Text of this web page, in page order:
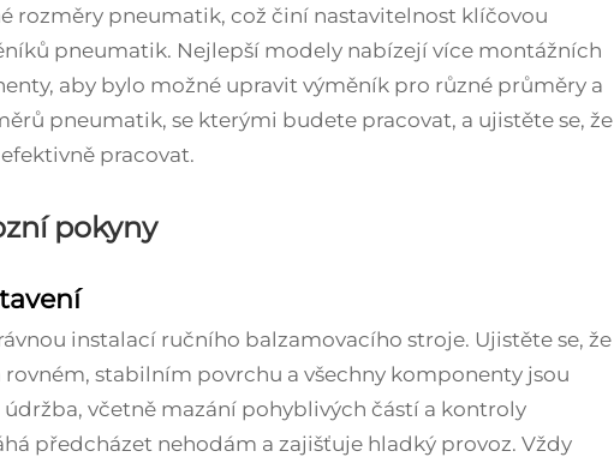
rozměry pneumatik, což činí nastavitelnost klíčovou
pneumatik. Nejlepší modely nabízejí více montážních
aby bylo možné upravit výměník pro různé průměry a
pneumatik, se kterými budete pracovat, a ujistěte se, že
pracovat.
pokyny
instalací ručního balzamovacího stroje. Ujistěte se, že
stabilním povrchu a všechny komponenty jsou
údržba, včetně mazání pohyblivých částí a kontroly
předcházet nehodám a zajišťuje hladký provoz. Vždy